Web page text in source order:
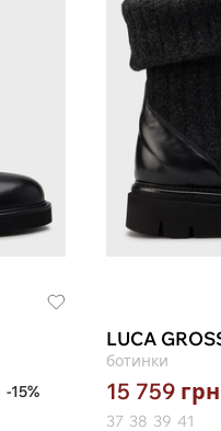
-15%
LUCA
ботинки
15 759 грн
37 38 39 41